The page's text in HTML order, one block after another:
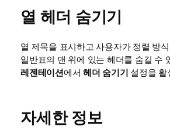
열 헤더 숨기기
열 제목을 표시하고 사용자가 정렬 방
일반표의 맨 위에 있는 헤더를 숨길 수
레젠테이션에서 헤더 숨기기 설정을 활
자세한 정보